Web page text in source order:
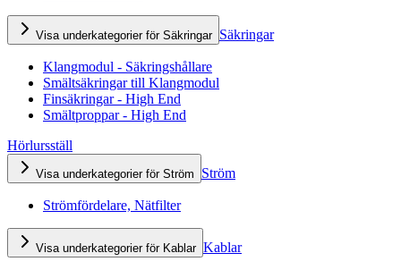
Visa underkategorier för Säkringar Säkringar
Klangmodul - Säkringshållare
Smältsäkringar till Klangmodul
Finsäkringar - High End
Smältproppar - High End
Hörlursställ
Visa underkategorier för Ström Ström
Strömfördelare, Nätfilter
Visa underkategorier för Kablar Kablar